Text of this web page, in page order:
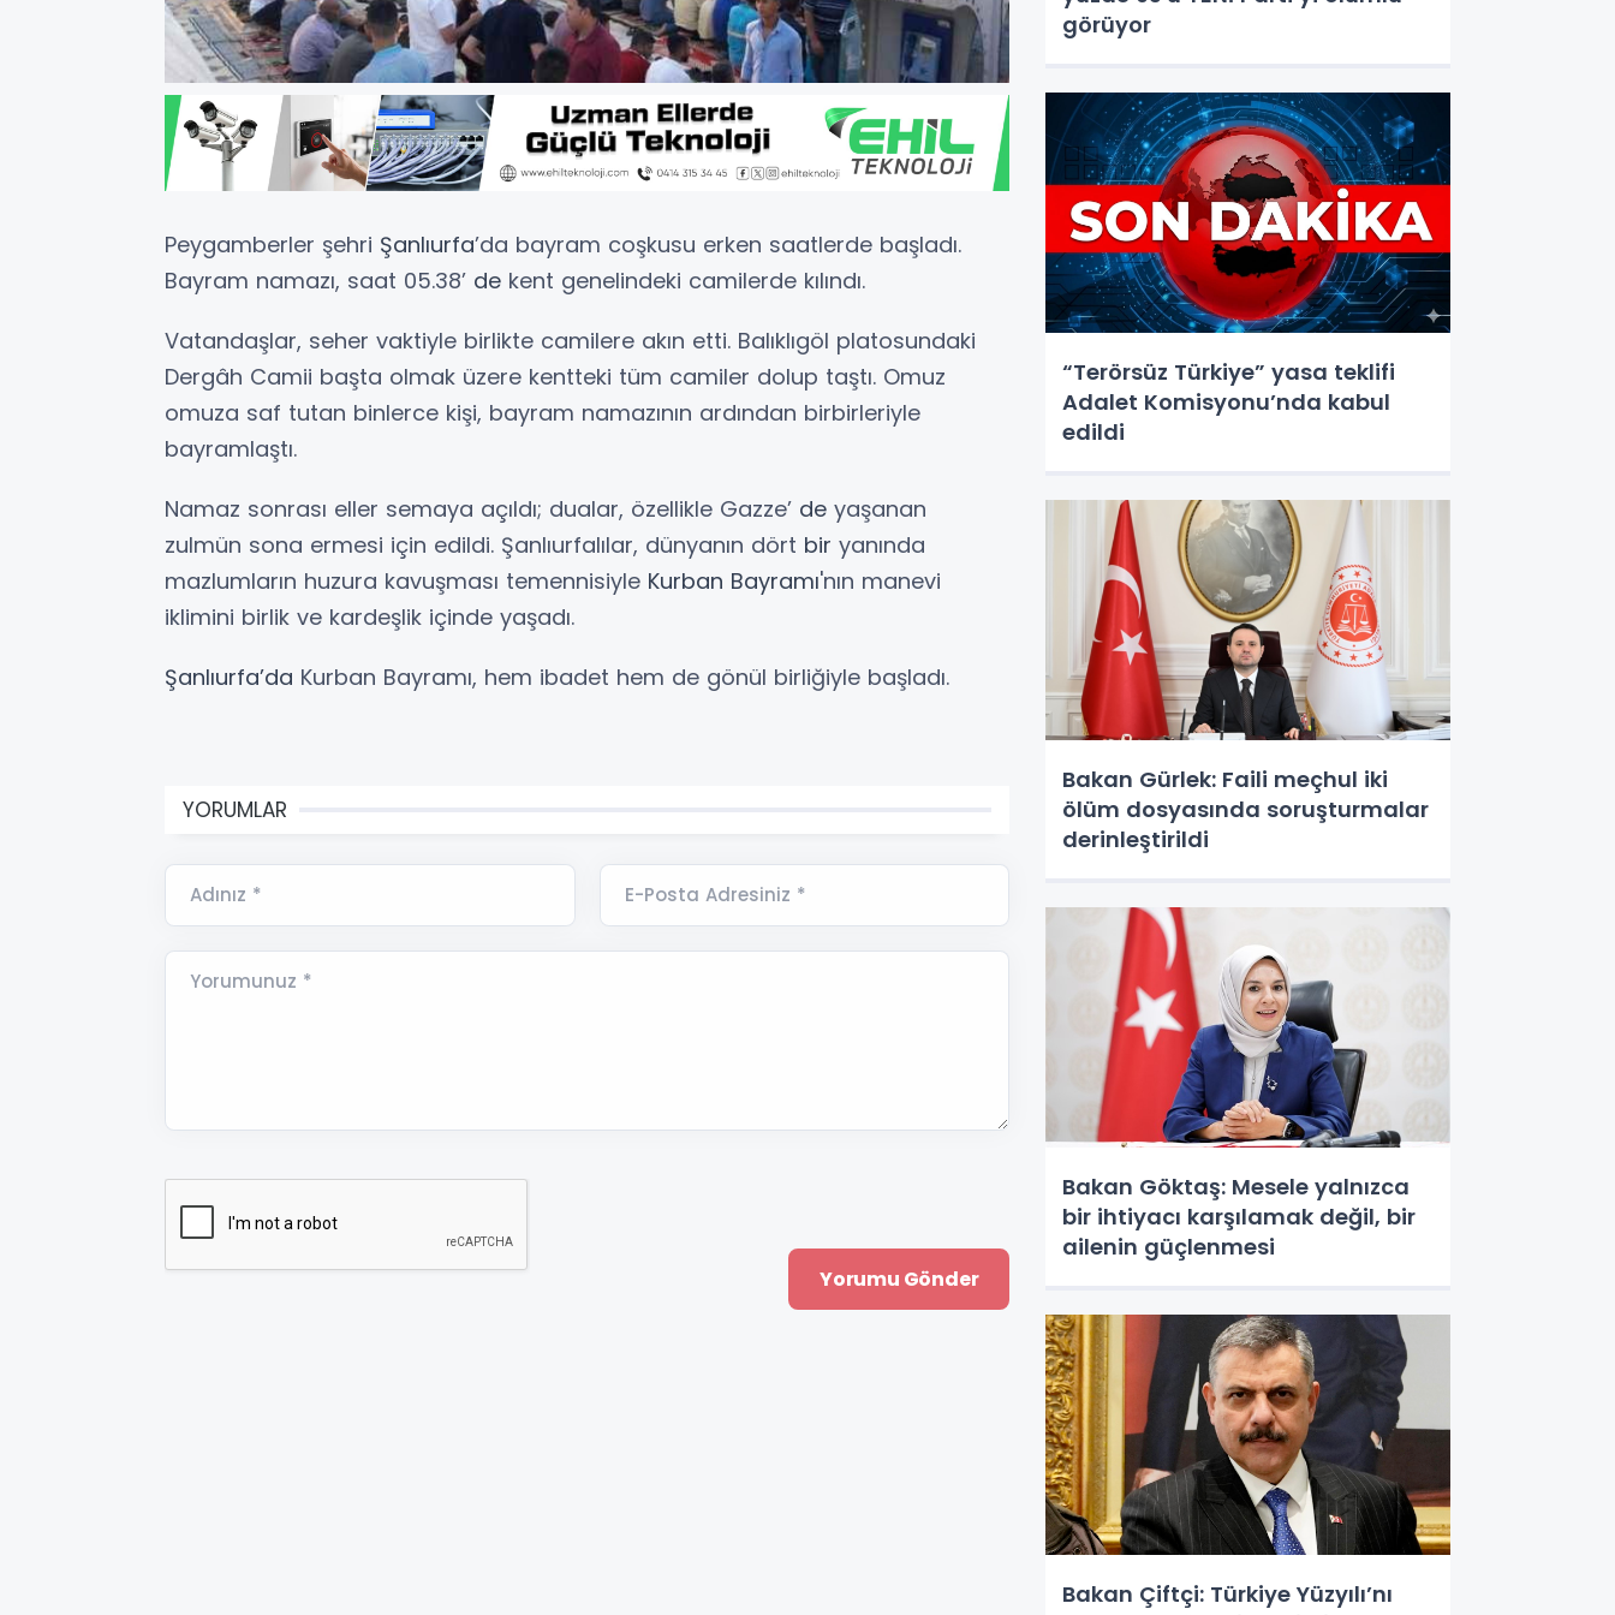
Peygamberler şehri Şanlıurfa’da bayram coşkusu erken saatlerde başladı.
Bayram namazı, saat 05.38’ de kent genelindeki camilerde kılındı.
Vatandaşlar, seher vaktiyle birlikte camilere akın etti. Balıklıgöl platosundaki
Dergâh Camii başta olmak üzere kentteki tüm camiler dolup taştı. Omuz
omuza saf tutan binlerce kişi, bayram namazının ardından birbirleriyle
bayramlaştı.
Namaz sonrası eller semaya açıldı; dualar, özellikle Gazze’ de yaşanan
zulmün sona ermesi için edildi. Şanlıurfalılar, dünyanın dört bir yanında
mazlumların huzura kavuşması temennisiyle Kurban Bayramı'nın manevi
iklimini birlik ve kardeşlik içinde yaşadı.
Şanlıurfa’da Kurban Bayramı, hem ibadet hem de gönül birliğiyle başladı.
YORUMLAR
Adınız * E-Posta Adresiniz *
Yorumunuz *
görüyor
“Terörsüz Türkiye” yasa teklifi
Adalet Komisyonu’nda kabul
edildi
Bakan Gürlek: Faili meçhul iki
ölüm dosyasında soruşturmalar
derinleştirildi
Bakan Göktaş: Mesele yalnızca
bir ihtiyacı karşılamak değil, bir
ailenin güçlenmesi
Bakan Çiftçi: Türkiye Yüzyılı’nı